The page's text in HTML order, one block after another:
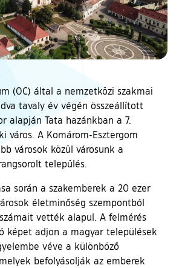
(OC) által a nemzetközi szakmai
tavaly év végén összeállított
alapján Tata hazánkban a 7.
város. A Komárom-Esztergom
városok közül városunk a
település.
során a szakemberek a 20 ezer
életminőség szempontból
vették alapul. A felmérés
képet adjon a magyar települések
véve a különböző
befolyásolják az emberek